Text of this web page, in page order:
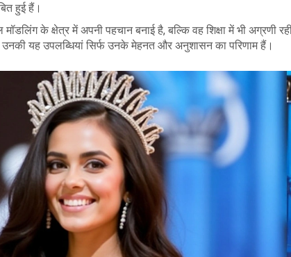
हुई हैं।
के क्षेत्र में अपनी पहचान बनाई है, बल्कि वह शिक्षा में भी अग्रणी
यह उपलब्धियां सिर्फ उनके मेहनत और अनुशासन का परिणाम हैं।